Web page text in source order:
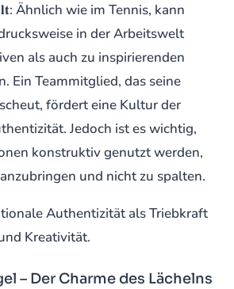
Ähnlich wie im Tennis, kann
in der Arbeitswelt
als auch zu inspirierenden
Ein Teammitglied, das seine
fördert eine Kultur der
Jedoch ist es wichtig,
konstruktiv genutzt werden,
und nicht zu spalten.
Authentizität als Triebkraft
Kreativität.
– Der Charme des Lächelns